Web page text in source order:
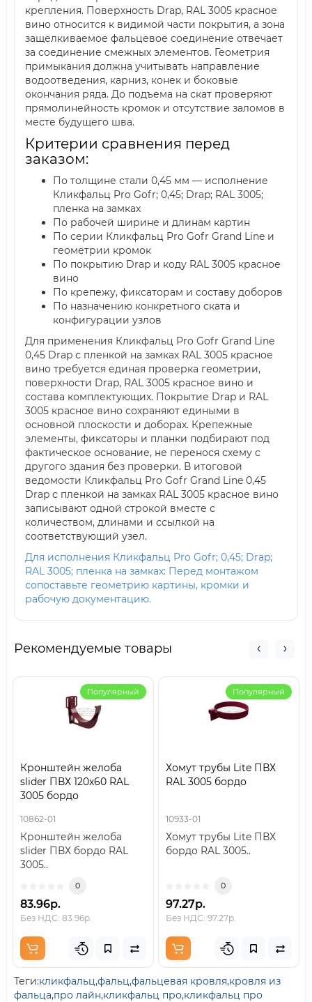
крепления. Поверхность Drap, RAL 3005 красное
вино относится к видимой части покрытия, а зона
защелкиваемое фальцевое соединение отвечает
за соединение смежных элементов. Геометрия
примыкания должна учитывать направление
водоотведения, карниз, конек и боковые
окончания ряда. До подъема на скат проверяют
прямолинейность кромок и отсутствие заломов в
месте будущего шва.
Критерии сравнения перед
заказом:
По толщине стали 0,45 мм — исполнение
Кликфальц Pro Gofr; 0,45; Drap; RAL 3005;
пленка на замках
По рабочей ширине и длинам картин
По серии Кликфальц Pro Gofr Grand Line и
геометрии кромок
По покрытию Drap и коду RAL 3005 красное
вино
По крепежу, фиксаторам и составу доборов
По назначению конкретного ската и
конфигурации узлов
Для применения Кликфальц Pro Gofr Grand Line
0,45 Drap с пленкой на замках RAL 3005 красное
вино требуется единая проверка геометрии,
поверхности Drap, RAL 3005 красное вино и
состава комплектующих. Покрытие Drap и RAL
3005 красное вино сохраняют едиными в
основной плоскости и доборах. Крепежные
элементы, фиксаторы и планки подбирают под
фактическое основание, не перенося схему с
другого здания без проверки. В итоговой
ведомости Кликфальц Pro Gofr Grand Line 0,45
Drap с пленкой на замках RAL 3005 красное вино
записывают одной строкой вместе с
количеством, длинами и ссылкой на
соответствующий узел.
Для исполнения Кликфальц Pro Gofr; 0,45; Drap;
RAL 3005; пленка на замках: Перед монтажом
сопоставьте геометрию картины, кромки и
рабочую документацию.
Рекомендуемые товары
Популярный
Кронштейн желоба
slider ПВХ 120х60 RAL
3005 бордо
10862-01
Кронштейн желоба
slider ПВХ бордо RAL
3005..
0
83.96р.
Без НДС: 83.96р.
Популярный
Хомут трубы Lite ПВХ
RAL 3005 бордо
10933-01
Хомут трубы Lite ПВХ
бордо RAL 3005..
0
97.27р.
Без НДС: 97.27р.
Теги:кликфальц,фальц,фальцевая кровля,кровля из
фальца,про лайн,кликфальц про,кликфальц про